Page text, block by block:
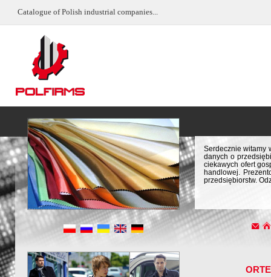
Catalogue of Polish industrial companies...
Serdecznie witamy
danych o
ciekawych ofert
handlowej.
przedsiębiorstw.